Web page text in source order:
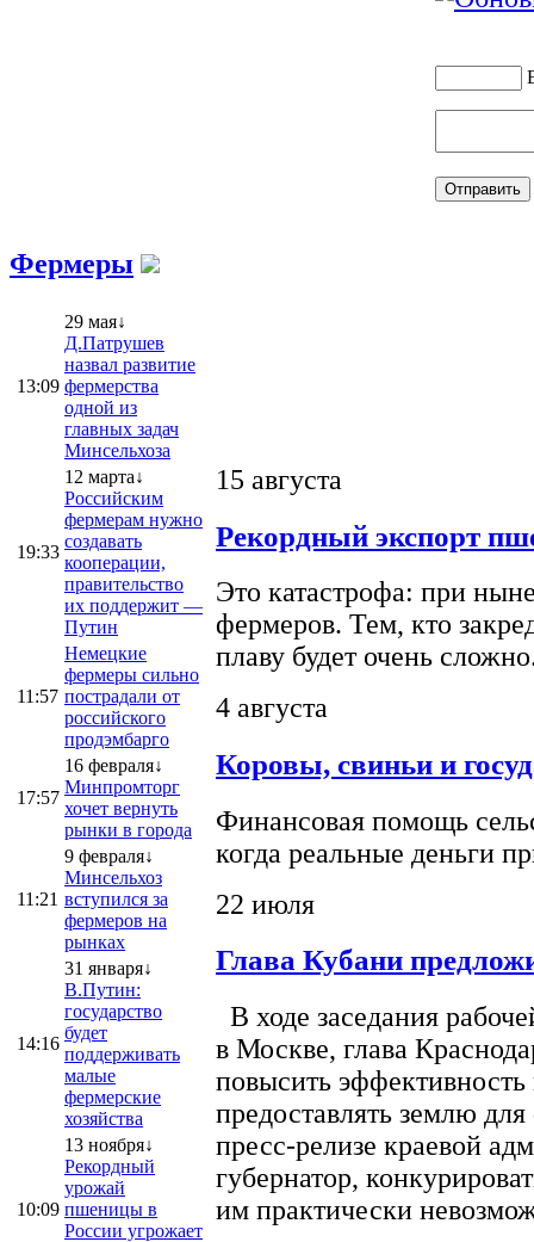
Фермеры
13:09
29 мая↓
Д.Патрушев
назвал развитие
фермерства
одной из
главных задач
Минсельхоза
19:33
12 марта↓
Российским
фермерам нужно
создавать
кооперации,
правительство
их поддержит —
Путин
11:57
Немецкие
фермеры сильно
пострадали от
российского
продэмбарго
17:57
16 февраля↓
Минпромторг
хочет вернуть
рынки в города
11:21
9 февраля↓
Минсельхоз
вступился за
фермеров на
рынках
14:16
31 января↓
В.Путин:
государство
будет
поддерживать
малые
фермерские
хозяйства
10:09
13 ноября↓
Рекордный
урожай
пшеницы в
России угрожает
15 августа
Рекордный экспорт
Это катастрофа: при
фермеров. Тем, кто
плаву будет очень
4 августа
Коровы, свиньи и
Финансовая помощь
когда реальные деньги
22 июля
Глава Кубани
В ходе заседания
в Москве, глава
повысить эффективность
предоставлять землю
пресс-релизе краевой
губернатор,
им практически